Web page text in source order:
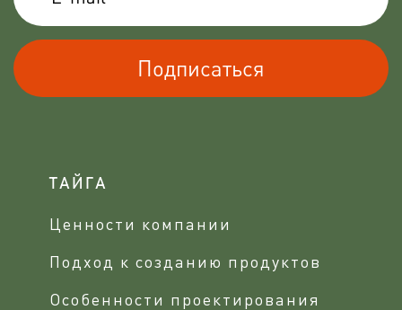
Подписаться
ТАЙГА
Ценности компании
Подход к созданию продуктов
Особенности проектирования